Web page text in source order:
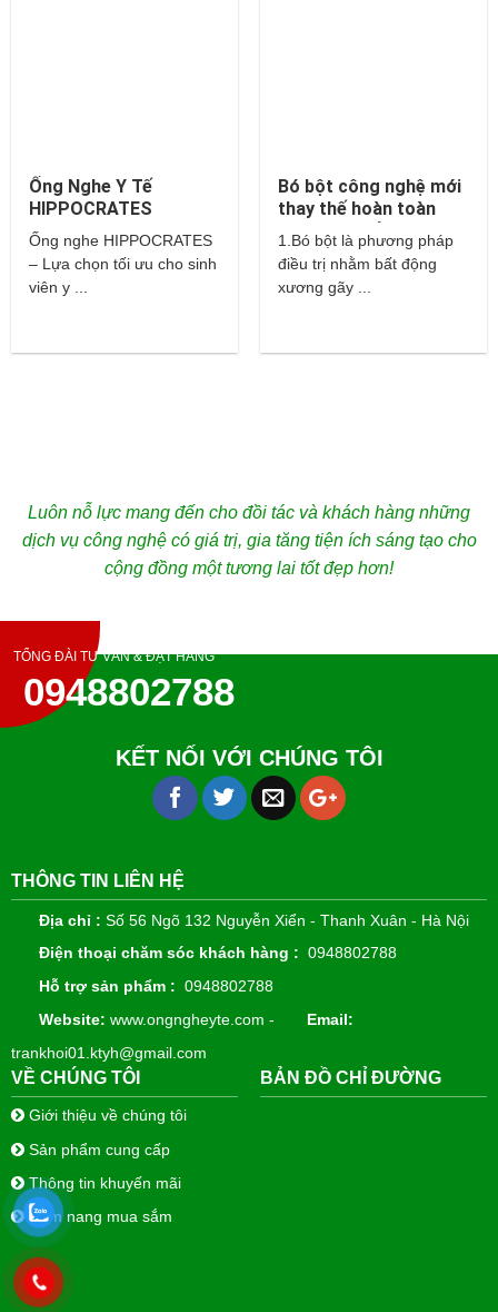
Ống Nghe Y Tế
HIPPOCRATES
Ống nghe HIPPOCRATES
– Lựa chọn tối ưu cho sinh
viên y ...
Bó bột công nghệ mới
thay thế hoàn toàn
cho bột thuỷ tinh và
thạch cao?
1.Bó bột là phương pháp
điều trị nhằm bất động
xương gãy ...
Luôn nỗ lực mang đến cho đồi tác và khách hàng những
dịch vụ công nghệ có giá trị, gia tăng tiện ích sáng tạo cho
cộng đồng một tương lai tốt đẹp hơn!
TỔNG ĐÀI TƯ VẤN & ĐẶT HÀNG
0948802788
KẾT NỐI VỚI CHÚNG TÔI
THÔNG TIN LIÊN HỆ
Địa chỉ : Số 56 Ngõ 132 Nguyễn Xiển - Thanh Xuân - Hà Nội
Điện thoại chăm sóc khách hàng : 0948802788
Hỗ trợ sản phẩm : 0948802788
Website: www.ongngheyte.com -
Email:
trankhoi01.ktyh@gmail.com
VỀ CHÚNG TÔI
Giới thiệu về chúng tôi
Sản phẩm cung cấp
Thông tin khuyến mãi
Cẩm nang mua sắm
BẢN ĐỒ CHỈ ĐƯỜNG